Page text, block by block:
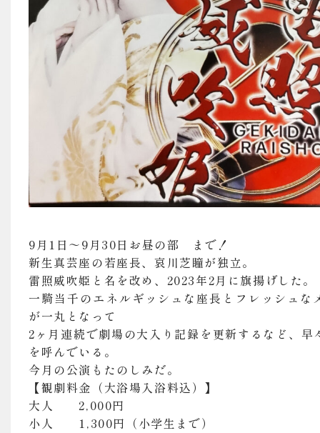
9月1日～9月30日お昼の部 まで！
新生真芸座の若座長、哀川芝瞳が独立。
雷照威吹姫と名を改め、2023年2月に旗揚げした。
一騎当千のエネルギッシュな座長とフレッシュな
が一丸となって
2ヶ月連続で劇場の大入り記録を更新するなど、早
を呼んでいる。
今月の公演もたのしみだ。
【観劇料金（大浴場入浴料込）】
大人 2,000円
小人 1,300円（小学生まで）